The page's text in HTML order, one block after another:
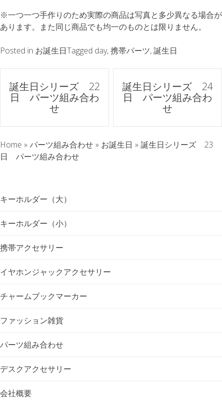
※一つ一つ手作りのため実際の商品は写真と多少異なる場合が
あります。また同じ商品でも均一のものとは限りません。
Posted in お誕生日Tagged day,携帯パーツ,誕生日
ポ
ス
ト
ナ
ゲ
ー
シ
ョ
ン
誕生日シリーズ 22
日 パーツ組み合わ
せ
誕生日シリーズ 24
日 パーツ組み合わ
せ
Home » パーツ組み合わせ » お誕生日 » 誕生日シリーズ 23
日 パーツ組み合わせ
キーホルダー（大）
キーホルダー（小）
携帯アクセサリー
イヤホンジャックアクセサリー
チャームブックマーカー
ファッション雑貨
パーツ組み合わせ
デスクアクセサリー
会社概要